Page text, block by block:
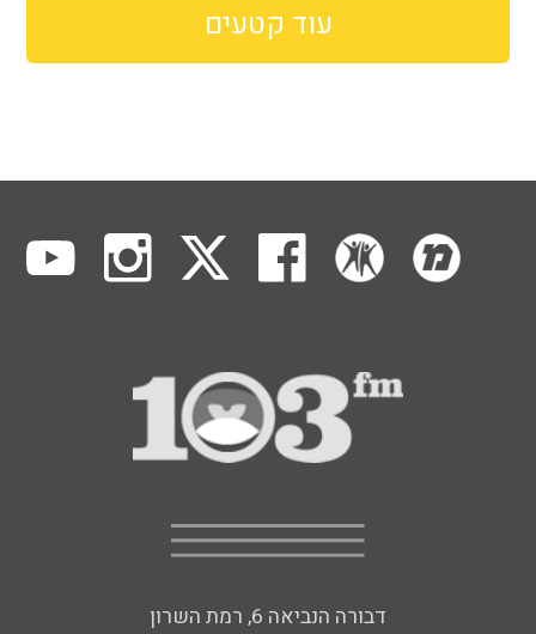
עוד קטעים
דבורה הנביאה 6, רמת השרון